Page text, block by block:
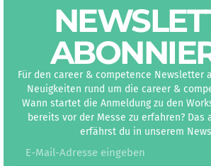
Für den career & competence Newsletter
Neuigkeiten rund um die career &
Wann startet die Anmeldung zu den
bereits vor der Messe zu erfahren? Das
erfährst du in unserem